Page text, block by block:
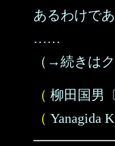
あるわけであ
……
（→続きはク
（ 柳田国男
（ Yanagida